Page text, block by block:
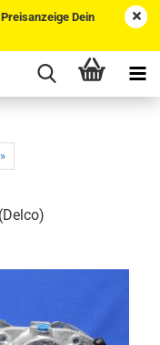
Dein